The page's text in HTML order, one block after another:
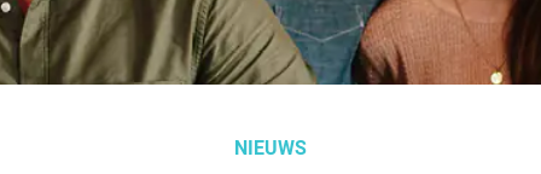
Hospitality & aantrekkelijke werkplek
Kantoorinrichting
NIEUWS